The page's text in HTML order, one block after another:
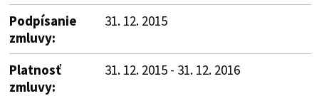
Podpísanie
zmluvy:
31. 12. 2015
Platnosť
zmluvy:
31. 12. 2015 - 31. 12. 2016